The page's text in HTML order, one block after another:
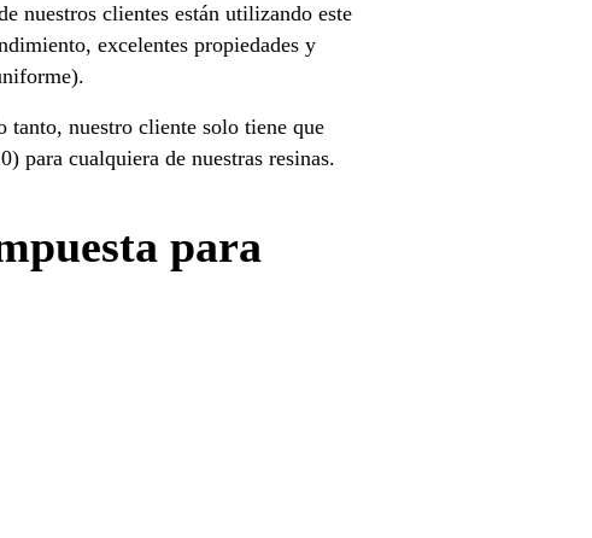
nuestros clientes están utilizando este
excelentes propiedades y
nuestro cliente solo tiene que
para cualquiera de nuestras resinas.
para